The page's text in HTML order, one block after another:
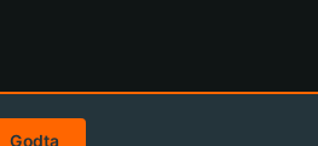
Godta